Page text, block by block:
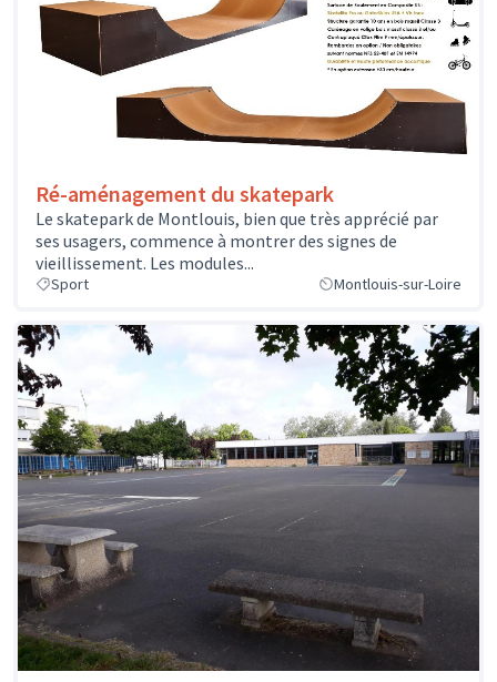
Ré-aménagement du skatepark
Le skatepark de Montlouis, bien que très apprécié par
ses usagers, commence à montrer des signes de
vieillissement. Les modules...
Sport Montlouis-sur-Loire